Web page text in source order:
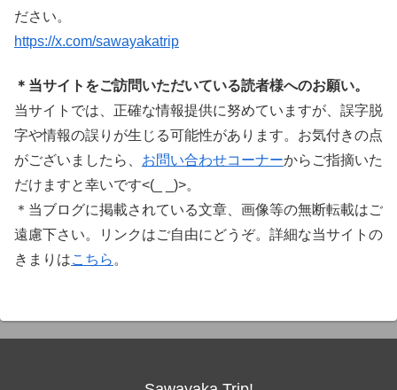
ださい。
https://x.com/sawayakatrip
＊当サイトをご訪問いただいている読者様へのお願い。
当サイトでは、正確な情報提供に努めていますが、誤字脱
字や情報の誤りが生じる可能性があります。お気付きの点
がございましたら、 お問い合わせコーナーからご指摘いた
だけますと幸いです<(_ _)>。
＊当ブログに掲載されている文章、画像等の無断転載はご
遠慮下さい。リンクはご自由にどうぞ。詳細な当サイトの
きまりはこちら 。